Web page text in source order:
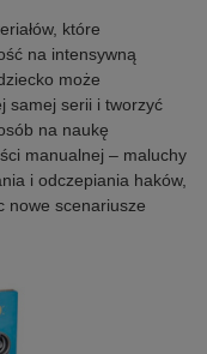
które
na intensywną
może
samej serii i tworzyć
na naukę
manualnej – maluchy
i odczepiania haków,
nowe scenariusze